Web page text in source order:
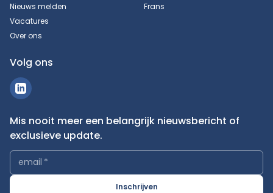
Nieuws melden
Vacatures
Over ons
Frans
Volg ons
Mis nooit meer een belangrijk nieuwsbericht of
exclusieve update.
email *
Inschrijven